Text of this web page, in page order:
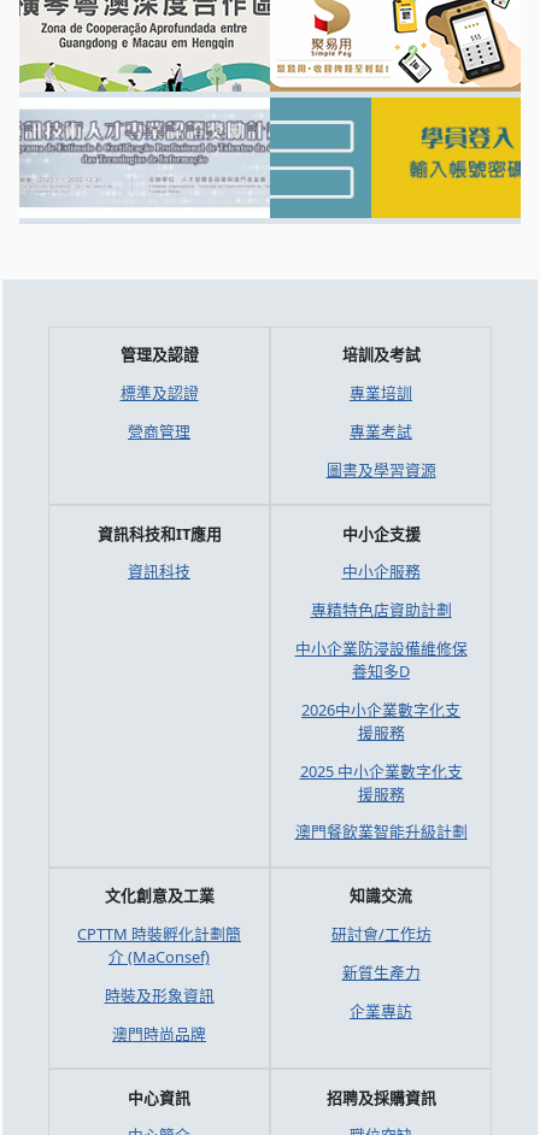
管理及認證
標準及認證
營商管理
培訓及考試
專業培訓
專業考試
圖書及學習資源
資訊科技和IT應用
資訊科技
中小企支援
中小企服務
專精特色店資助計劃
中小企業防浸設備維修保
養知多D
2026中小企業數字化支
援服務
2025 中小企業數字化支
援服務
澳門餐飲業智能升級計劃
文化創意及工業
CPTTM 時裝孵化計劃簡
介 (MaConsef)
時裝及形象資訊
澳門時尚品牌
知識交流
研討會/工作坊
新質生產力
企業專訪
中心資訊
招聘及採購資訊